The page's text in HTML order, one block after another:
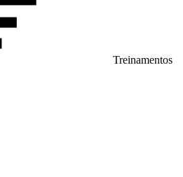
Treinamentos